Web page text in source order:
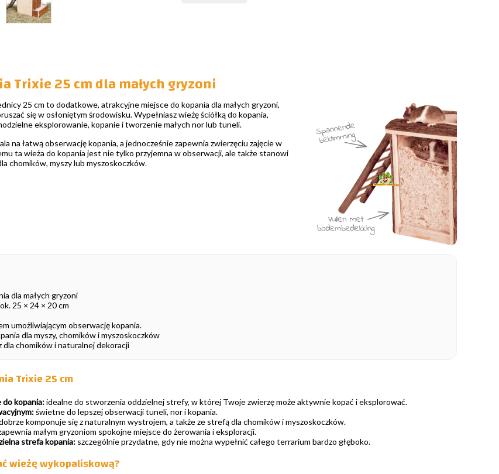
Trixie 25 cm dla małych gryzoni
25 cm to dodatkowe, atrakcyjne miejsce do kopania dla małych gryzoni,
się w osłoniętym środowisku. Wypełniasz wieżę ściółką do kopania,
eksplorowanie, kopanie i tworzenie małych nor lub tuneli.
na łatwą obserwację kopania, a jednocześnie zapewnia zwierzęciu zajęcie w
ta wieża do kopania jest nie tylko przyjemna w obserwacji, ale także stanowi
chomików, myszy lub myszoskoczków.
dla małych gryzoni
25 × 24 × 20 cm
umożliwiającym obserwację kopania.
dla myszy, chomików i myszoskoczków
dla chomików i naturalnej dekoracji
Trixie 25 cm
kopania:idealne do stworzenia oddzielnej strefy, w której Twoje zwierzę może aktywnie kopać i eksplorować.
świetne do lepszej obserwacji tuneli, nor i kopania.
komponuje się z naturalnym wystrojem, a także ze strefą dla chomików i myszoskoczków.
małym gryzoniom spokojne miejsce do żerowania i eksploracji.
strefa kopania: szczególnie przydatne, gdy nie można wypełnić całego terrarium bardzo głęboko.
wieżę wykopaliskową?